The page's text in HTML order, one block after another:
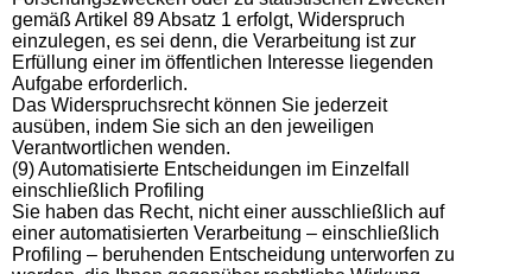
gemäß Artikel 89 Absatz 1 erfolgt, Widerspruch
einzulegen, es sei denn, die Verarbeitung ist zur
Erfüllung einer im öffentlichen Interesse liegenden
Aufgabe erforderlich.
Das Widerspruchsrecht können Sie jederzeit
ausüben, indem Sie sich an den jeweiligen
Verantwortlichen wenden.
(9) Automatisierte Entscheidungen im Einzelfall
einschließlich Profiling
Sie haben das Recht, nicht einer ausschließlich auf
einer automatisierten Verarbeitung – einschließlich
Profiling – beruhenden Entscheidung unterworfen zu